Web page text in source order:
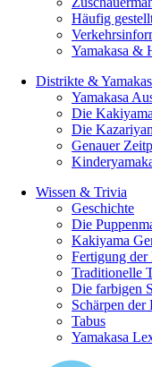
Häufig
Yamakasa &
Distrikte &
Yamakasa
Die
Die
Genauer
Wissen & Trivia
Geschichte
Die
Kakiyama
Fertigung
Traditionelle
Die farbigen
Schärpen der
Tabus
Yamakasa